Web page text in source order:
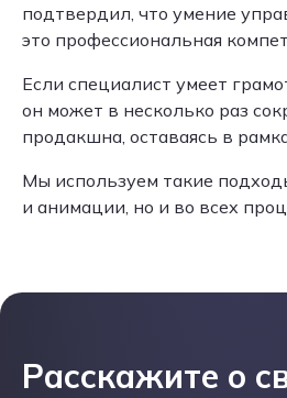
подтвердил, что умение
это профессиональная
Если специалист умеет
он может в несколько раз
продакшна, оставаясь в
Мы используем такие
и анимации, но и во всех
Расскажите о